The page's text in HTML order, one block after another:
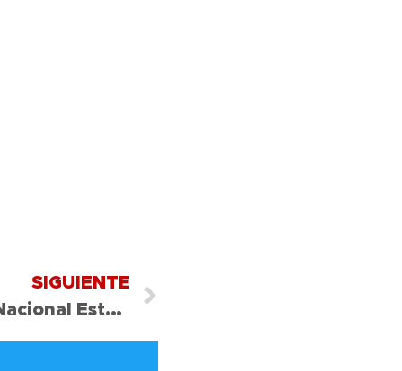
SIGUIENTE
Revalidación Tarjeta Nacional Estudiantil (TNE)